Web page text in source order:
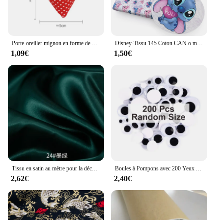
skill level, ensuring that you can tackle any project
with confidence.
1,09€
Disney-Tissu 145 Coton CAN o matchs Stitch Jasmine, 50 x 100% cm, Matériel de Couture, Quilting, Couture Grossière, Patchwork Fait Main, Bricolage
1,50€
2,62€ 2,40€